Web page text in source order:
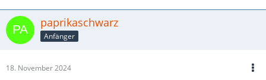
paprikaschwarz
Anfänger
18. November 2024